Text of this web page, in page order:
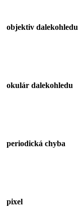
objektiv dalekohledu
okulár dalekohledu
periodická chyba
pixel